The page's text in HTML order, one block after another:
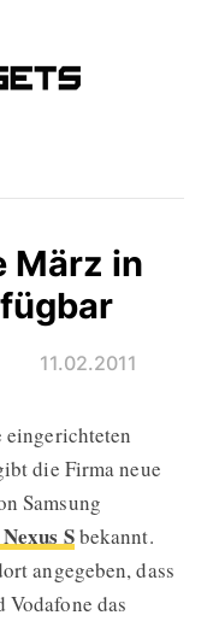
März in
11.02.2011
in
die Firma neue
Samsung
Sbekannt.
angegeben, dass
Vodafone das